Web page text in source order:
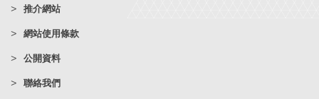
推介網站
網站使用條款
公開資料
聯絡我們